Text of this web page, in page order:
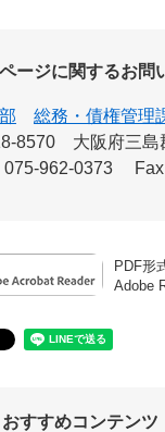
ージに関するお問
総務・債権管理
8570
大阪府三
075-962-0373
PDF形
Adobe
おすすめコンテンツ